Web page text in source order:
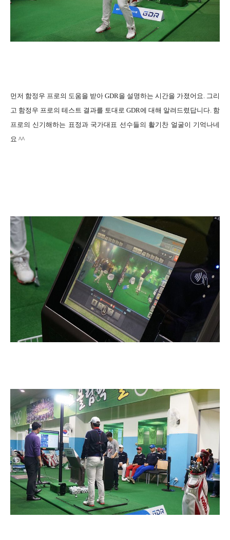
먼저 함정우 프로의 도움을 받아 GDR을 설명하는 시간을 가졌어요. 그리
고 함정우 프로의 테스트 결과를 토대로 GDR에 대해 알려드렸답니다. 함
프로의 신기해하는 표정과 국가대표 선수들의 활기찬 얼굴이 기억나네
요 ^^